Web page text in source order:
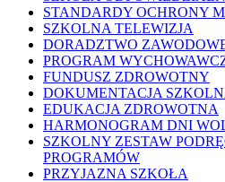
STANDARDY OCHRONY
SZKOLNA TELEWIZJA
DORADZTWO
PROGRAM
FUNDUSZ ZDROWOTNY
DOKUMENTACJA
EDUKACJA ZDROWOTNA
HARMONOGRAM DNI
SZKOLNY ZESTAW
PROGRAMÓW
PRZYJAZNA SZKOŁA